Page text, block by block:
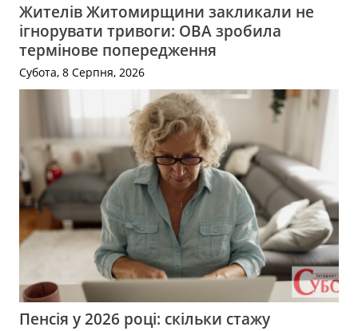
Жителів Житомирщини закликали не
ігнорувати тривоги: ОВА зробила
термінове попередження
Субота, 8 Серпня, 2026
Пенсія у 2026 році: скільки стажу